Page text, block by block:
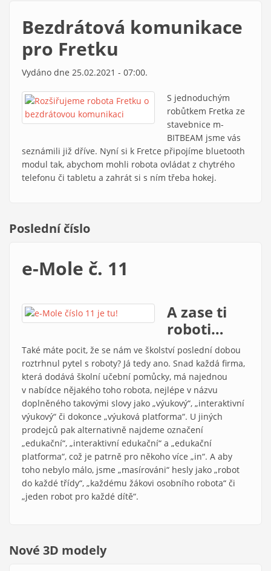
Bezdrátová komunikace
pro Fretku
Vydáno dne 25.02.2021 - 07:00.
S jednoduchým
robůtkem Fretka ze
stavebnice m-
BITBEAM jsme vás
seznámili již dříve. Nyní si k Fretce připojíme bluetooth
modul tak, abychom mohli robota ovládat z chytrého
telefonu či tabletu a zahrát si s ním třeba hokej.
Poslední číslo
e-Mole č. 11
A zase ti
roboti…
Také máte pocit, že se nám ve školství poslední dobou
roztrhnul pytel s roboty? Já tedy ano. Snad každá firma,
která dodává školní učební pomůcky, má najednou
v nabídce nějakého toho robota, nejlépe v názvu
doplněného takovými slovy jako „výukový“, „interaktivní
výukový“ či dokonce „výuková platforma“. U jiných
prodejců pak alternativně najdeme označení
„edukační“, „interaktivní edukační“ a „edukační
platforma“, což je patrně pro někoho více „in“. A aby
toho nebylo málo, jsme „masírováni“ hesly jako „robot
do každé třídy“, „každému žákovi osobního robota“ či
„jeden robot pro každé dítě“.
Nové 3D modely